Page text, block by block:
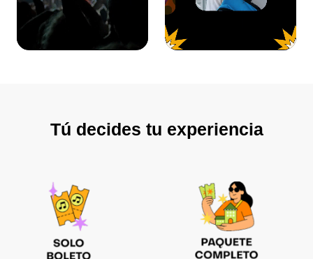
Tú decides tu experiencia